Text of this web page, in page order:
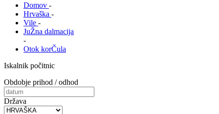
Domov -
Hrvaška -
Vile -
JuŽna dalmacija
-
Otok korČula
Iskalnik počitnic
Obdobje prihod / odhod
Država